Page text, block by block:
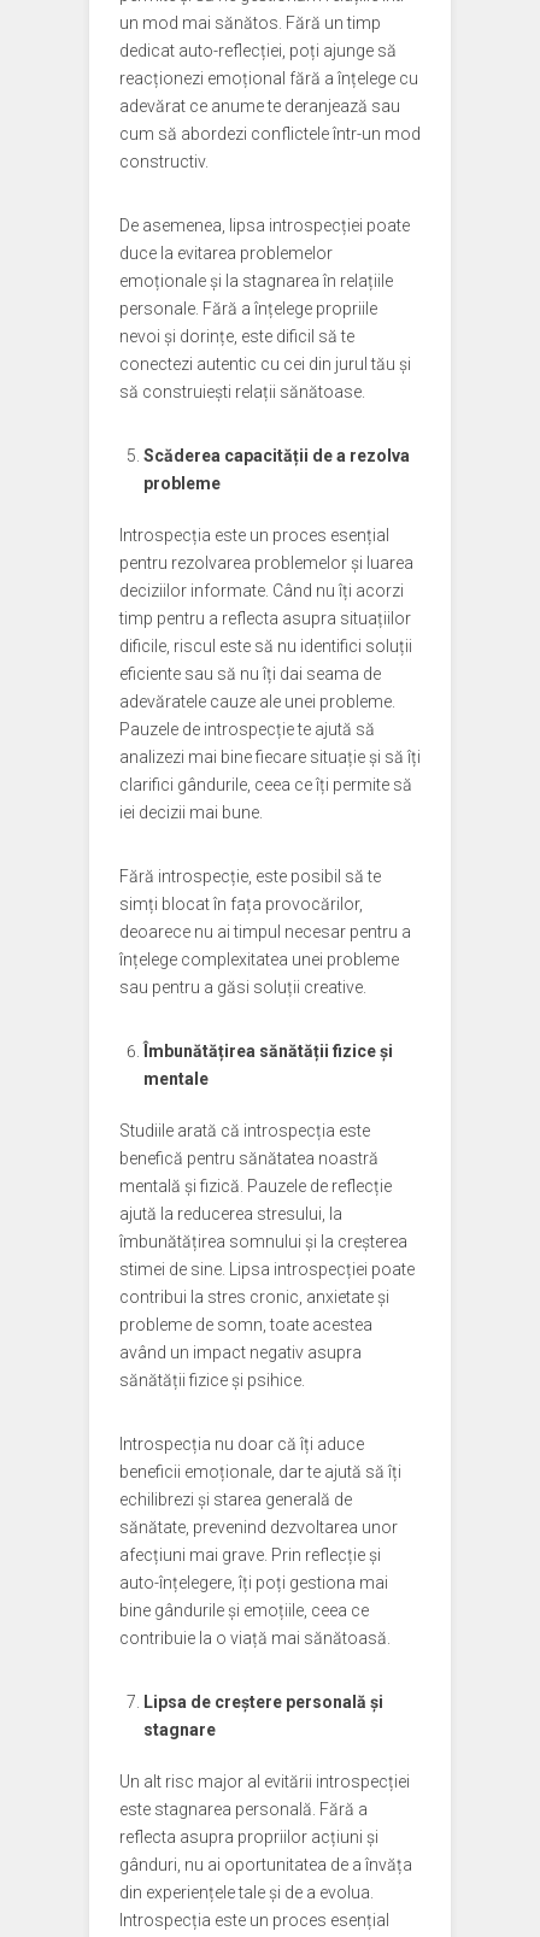
un mod mai sănătos. Fără un timp
dedicat auto-reflecției, poți ajunge să
reacționezi emoțional fără a înțelege cu
adevărat ce anume te deranjează sau
cum să abordezi conflictele într-un mod
constructiv.
De asemenea, lipsa introspecției poate
duce la evitarea problemelor
emoționale și la stagnarea în relațiile
personale. Fără a înțelege propriile
nevoi și dorințe, este dificil să te
conectezi autentic cu cei din jurul tău și
să construiești relații sănătoase.
Scăderea capacității de a rezolva
probleme
Introspecția este un proces esențial
pentru rezolvarea problemelor și luarea
deciziilor informate. Când nu îți acorzi
timp pentru a reflecta asupra situațiilor
dificile, riscul este să nu identifici soluții
eficiente sau să nu îți dai seama de
adevăratele cauze ale unei probleme.
Pauzele de introspecție te ajută să
analizezi mai bine fiecare situație și să îți
clarifici gândurile, ceea ce îți permite să
iei decizii mai bune.
Fără introspecție, este posibil să te
simți blocat în fața provocărilor,
deoarece nu ai timpul necesar pentru a
înțelege complexitatea unei probleme
sau pentru a găsi soluții creative.
Îmbunătățirea sănătății fizice și
mentale
Studiile arată că introspecția este
benefică pentru sănătatea noastră
mentală și fizică. Pauzele de reflecție
ajută la reducerea stresului, la
îmbunătățirea somnului și la creșterea
stimei de sine. Lipsa introspecției poate
contribui la stres cronic, anxietate și
probleme de somn, toate acestea
având un impact negativ asupra
sănătății fizice și psihice.
Introspecția nu doar că îți aduce
beneficii emoționale, dar te ajută să îți
echilibrezi și starea generală de
sănătate, prevenind dezvoltarea unor
afecțiuni mai grave. Prin reflecție și
auto-înțelegere, îți poți gestiona mai
bine gândurile și emoțiile, ceea ce
contribuie la o viață mai sănătoasă.
Lipsa de creștere personală și
stagnare
Un alt risc major al evitării introspecției
este stagnarea personală. Fără a
reflecta asupra propriilor acțiuni și
gânduri, nu ai oportunitatea de a învăța
din experiențele tale și de a evolua.
Introspecția este un proces esențial